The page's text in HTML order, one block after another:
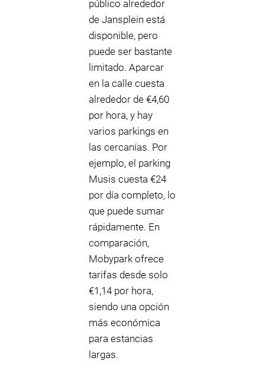
público alrededor
de Jansplein está
disponible, pero
puede ser bastante
limitado. Aparcar
en la calle cuesta
alrededor de €4,60
por hora, y hay
varios parkings en
las cercanías. Por
ejemplo, el parking
Musis cuesta €24
por día completo, lo
que puede sumar
rápidamente. En
comparación,
Mobypark ofrece
tarifas desde solo
€1,14 por hora,
siendo una opción
más económica
para estancias
largas.